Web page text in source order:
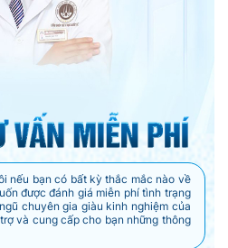
nếu bạn có bất kỳ thắc mắc nào về
được đánh giá miễn phí tình trạng
chuyên gia giàu kinh nghiệm của
và cung cấp cho bạn những thông